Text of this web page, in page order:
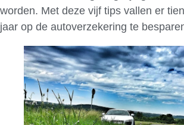
worden. Met deze vijf tips vallen er
jaar op de autoverzekering te